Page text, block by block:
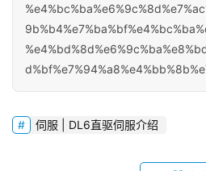
首
页
伺服 | DL6直驱伺服介绍